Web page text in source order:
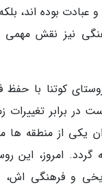
عبادت بوده اند،
نیز نقش مهمی
روستای کوتنا با
در برابر تغییرات
یکی از منطقه ها
گردد. امروز، این
و فرهنگی اش،